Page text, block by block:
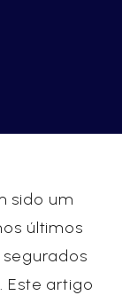
sido um
últimos
Este artigo